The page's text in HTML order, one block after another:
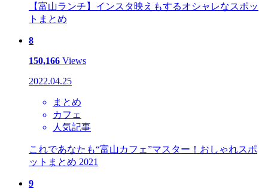
【富山ランチ】インスタ映えもするオシャレなスポッ
トまとめ
8
150,166 Views
2022.04.25
まとめ
カフェ
人気記事
これであなたも“富山カフェ”マスター！おしゃれスポ
ットまとめ 2021
9